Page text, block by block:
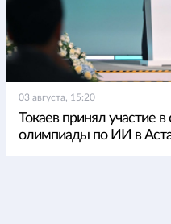
03 августа, 15:20
Токаев принял участие
олимпиады по ИИ в